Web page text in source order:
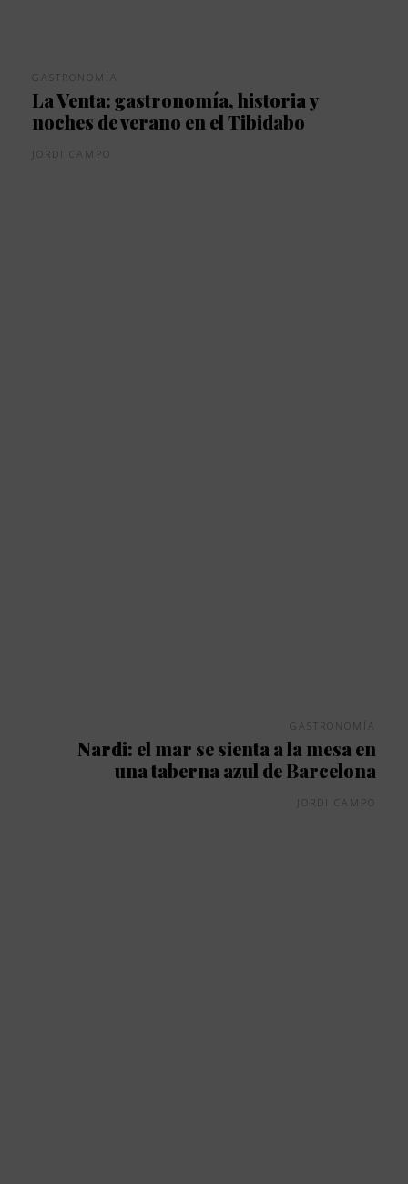
GASTRONOMÍA
La Venta: gastronomía, historia y
noches de verano en el Tibidabo
JORDI CAMPO
GASTRONOMÍA
Nardi: el mar se sienta a la mesa en
una taberna azul de Barcelona
JORDI CAMPO